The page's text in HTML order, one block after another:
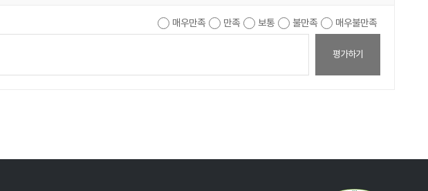
매우만족 만족 보통 불만족 매우불만족